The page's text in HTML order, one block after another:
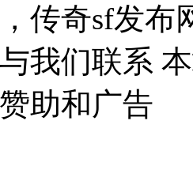
传奇sf发布
我们联系
助和广告